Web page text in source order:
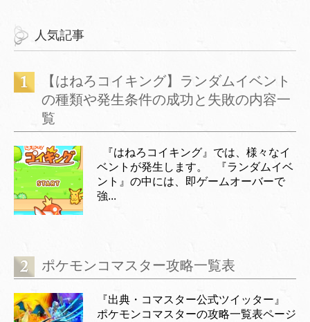
人気記事
【はねろコイキング】ランダムイベント
の種類や発生条件の成功と失敗の内容一
覧
『はねろコイキング』では、様々なイ
ベントが発生します。 『ランダムイベ
ント』の中には、即ゲームオーバーで
強...
ポケモンコマスター攻略一覧表
『出典・コマスター公式ツイッター』
ポケモンコマスターの攻略一覧表ページ